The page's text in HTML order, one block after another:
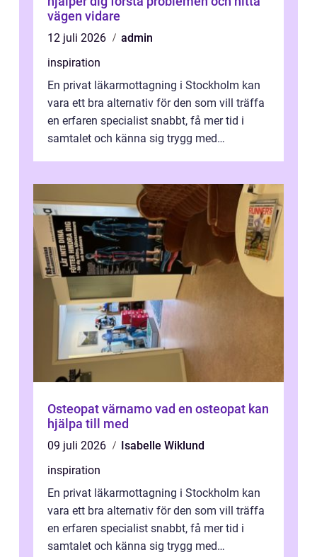
vägen vidare
12 juli 2026
admin
inspiration
En privat läkarmottagning i Stockholm kan
vara ett bra alternativ för den som vill träffa
en erfaren specialist snabbt, få mer tid i
samtalet och känna sig trygg med
Osteopat värnamo vad en osteopat kan
hjälpa till med
09 juli 2026
Isabelle Wiklund
inspiration
En privat läkarmottagning i Stockholm kan
vara ett bra alternativ för den som vill träffa
en erfaren specialist snabbt, få mer tid i
samtalet och känna sig trygg med